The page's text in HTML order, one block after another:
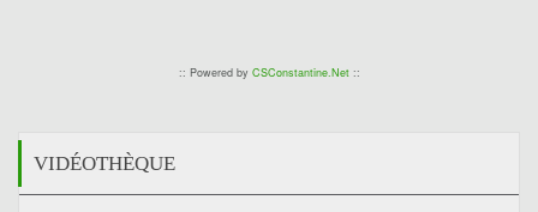
:: Powered by CSConstantine.Net::
VIDÉOTHÈQUE